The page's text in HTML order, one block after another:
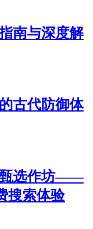
南与深度解
古代防御体
甄选作坊——
搜索体验